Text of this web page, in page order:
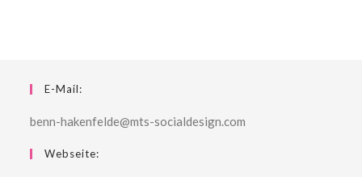
E-Mail:
benn-hakenfelde@mts-socialdesign.com
Webseite: